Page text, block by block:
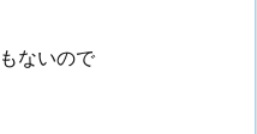
ないので